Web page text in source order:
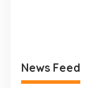
News Feed